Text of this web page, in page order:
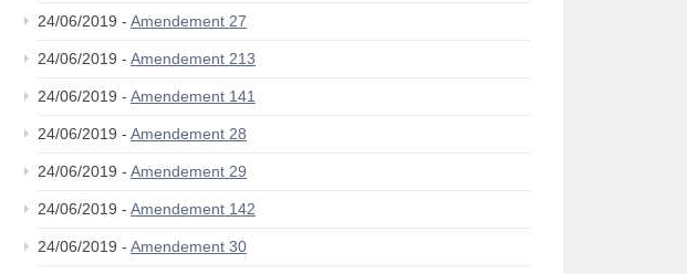
24/06/2019 - Amendement 27
24/06/2019 - Amendement 213
24/06/2019 - Amendement 141
24/06/2019 - Amendement 28
24/06/2019 - Amendement 29
24/06/2019 - Amendement 142
24/06/2019 - Amendement 30